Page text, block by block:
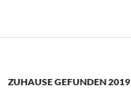
ZUHAUSE GEFUNDEN 2019